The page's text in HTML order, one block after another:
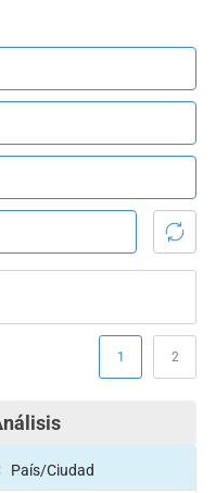
1 2
País/Ciudad